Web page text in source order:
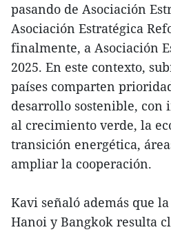
pasando de Asociación
Asociación Estratégica
finalmente, a Asociación
2025. En este contexto,
países comparten
desarrollo sostenible, con
al crecimiento verde, la
transición energética,
ampliar la cooperación.
Kavi señaló además que
Hanoi y Bangkok resulta